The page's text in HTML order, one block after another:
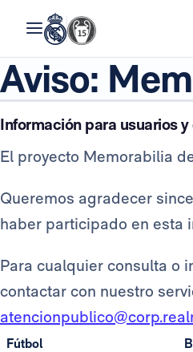
Aviso:
Información para usuarios
El proyecto Memorabilia
Queremos agradecer
haber participado en esta
Para cualquier consulta o
contactar con nuestro
Fútbol